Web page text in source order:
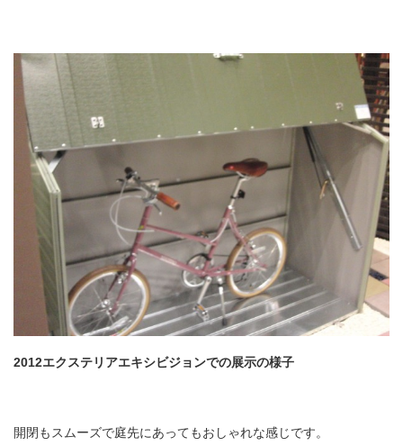
2012エクステリアエキシビジョンでの展示の様子
開閉もスムーズで庭先にあってもおしゃれな感じです。